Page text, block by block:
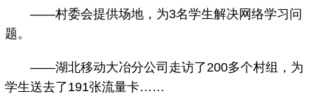
——村委会提供场地，为3名学生解决网络学习问
题。
——湖北移动大冶分公司走访了200多个村组，为
学生送去了191张流量卡……